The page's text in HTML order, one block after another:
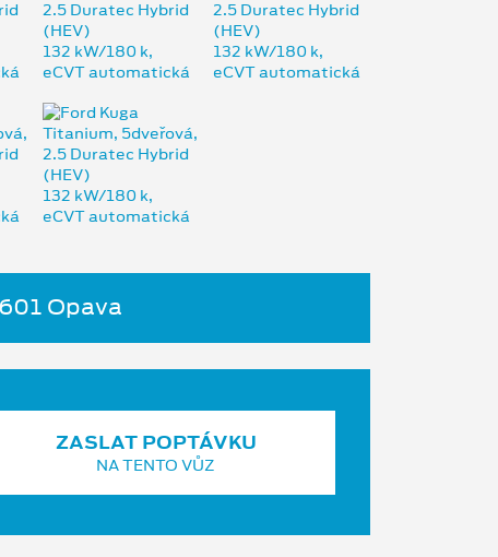
Opava
ZASLAT POPTÁVKU
NA TENTO VŮZ